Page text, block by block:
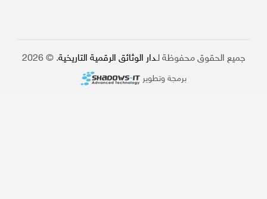
جميع الحقوق محفوظة لـ دار الوثائق الرقمية التاريخية. © 2026
برمجة وتطوير